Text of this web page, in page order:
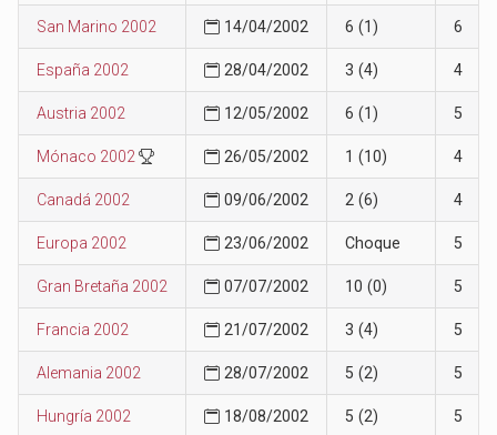
San Marino 2002 14/04/2002 6 (1) 6
España 2002 28/04/2002 3 (4) 4
Austria 2002 12/05/2002 6 (1) 5
Mónaco 2002 26/05/2002 1 (10) 4
Canadá 2002 09/06/2002 2 (6) 4
Europa 2002 23/06/2002 Choque 5
Gran Bretaña 2002 07/07/2002 10 (0) 5
Francia 2002 21/07/2002 3 (4) 5
Alemania 2002 28/07/2002 5 (2) 5
Hungría 2002 18/08/2002 5 (2) 5